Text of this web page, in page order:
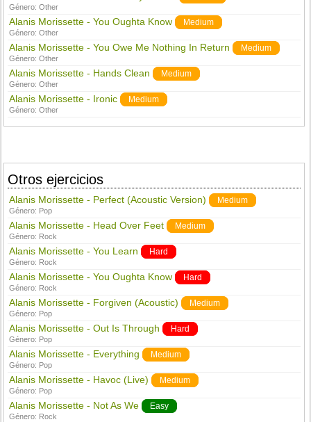
Género:Other
Alanis Morissette - You Oughta Know Medium
Género:Other
Alanis Morissette - You Owe Me Nothing In Return Medium
Género:Other
Alanis Morissette - Hands Clean Medium
Género:Other
Alanis Morissette - Ironic Medium
Género:Other
Otros ejercicios
Alanis Morissette - Perfect (Acoustic Version) Medium
Género: Pop
Alanis Morissette - Head Over Feet Medium
Género: Rock
Alanis Morissette - You Learn Hard
Género: Rock
Alanis Morissette - You Oughta Know Hard
Género: Rock
Alanis Morissette - Forgiven (Acoustic) Medium
Género: Pop
Alanis Morissette - Out Is Through Hard
Género: Pop
Alanis Morissette - Everything Medium
Género: Pop
Alanis Morissette - Havoc (Live) Medium
Género: Pop
Alanis Morissette - Not As We Easy
Género: Rock